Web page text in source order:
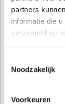
partners
informatie die
verzameld op
Noodzakelijk
Voorkeuren